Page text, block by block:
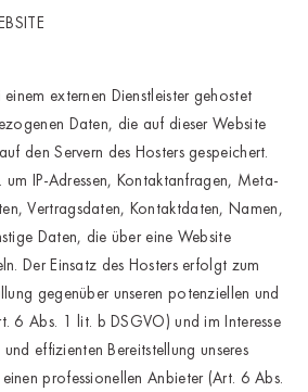
externen Dienstleister gehostet
Daten, die auf dieser Website
den Servern des Hosters gespeichert.
um IP-Adressen, Kontaktanfragen, Meta-
Vertragsdaten, Kontaktdaten, Namen,
Daten, die über eine Website
Der Einsatz des Hosters erfolgt zum
gegenüber unseren potenziellen und
6 Abs. 1 lit. b DSGVO) und im Interesse
effizienten Bereitstellung unseres
professionellen Anbieter (Art. 6 Abs.